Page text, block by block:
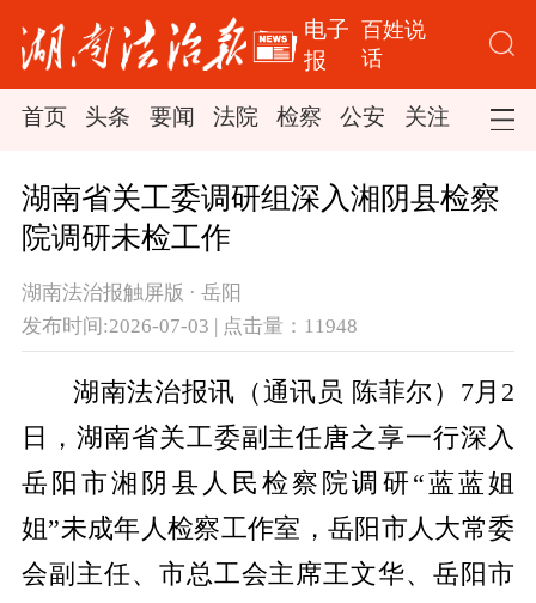
电子
报
百姓说
话
首页 头条 要闻 法院 检察 公安 关注 司法
湖南省关工委调研组深入湘阴县检察
院调研未检工作
湖南法治报触屏版 · 岳阳
发布时间:2026-07-03 | 点击量：11948
湖南法治报讯（通讯员 陈菲尔）7月2
日，湖南省关工委副主任唐之享一行深入
岳阳市湘阴县人民检察院调研“蓝蓝姐
姐”未成年人检察工作室，岳阳市人大常委
会副主任、市总工会主席王文华、岳阳市